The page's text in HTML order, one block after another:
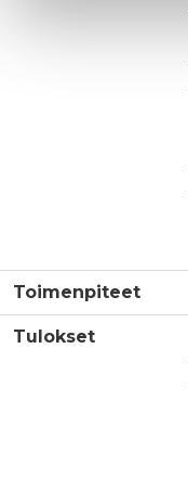
Toimenpiteet
Tulokset